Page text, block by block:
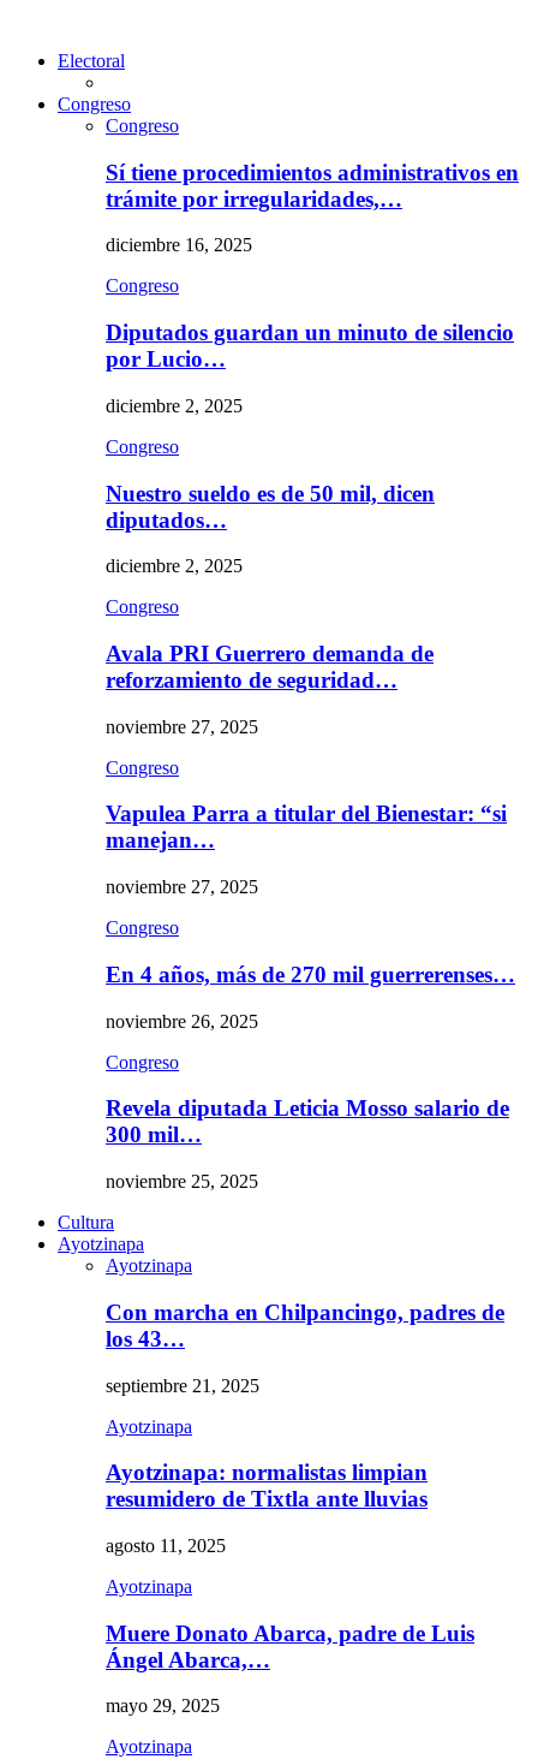
Electoral
Congreso
Congreso
Sí tiene procedimientos administrativos en
trámite por irregularidades,…
diciembre 16, 2025
Congreso
Diputados guardan un minuto de silencio
por Lucio…
diciembre 2, 2025
Congreso
Nuestro sueldo es de 50 mil, dicen
diputados…
diciembre 2, 2025
Congreso
Avala PRI Guerrero demanda de
reforzamiento de seguridad…
noviembre 27, 2025
Congreso
Vapulea Parra a titular del Bienestar: “si
manejan…
noviembre 27, 2025
Congreso
En 4 años, más de 270 mil guerrerenses…
noviembre 26, 2025
Congreso
Revela diputada Leticia Mosso salario de
300 mil…
noviembre 25, 2025
Cultura
Ayotzinapa
Ayotzinapa
Con marcha en Chilpancingo, padres de
los 43…
septiembre 21, 2025
Ayotzinapa
Ayotzinapa: normalistas limpian
resumidero de Tixtla ante lluvias
agosto 11, 2025
Ayotzinapa
Muere Donato Abarca, padre de Luis
Ángel Abarca,…
mayo 29, 2025
Ayotzinapa